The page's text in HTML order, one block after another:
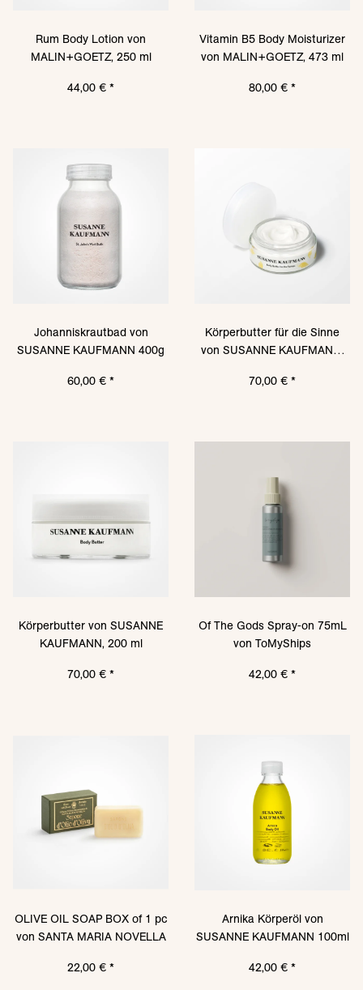
Rum Body Lotion von
MALIN+GOETZ, 250 ml
44,00 € *
Vitamin B5 Body Moisturizer
von MALIN+GOETZ, 473 ml
80,00 € *
Johanniskrautbad von
SUSANNE KAUFMANN 400g
60,00 € *
Körperbutter für die Sinne
von SUSANNE KAUFMANN,
70,00 € *
Körperbutter von SUSANNE
KAUFMANN, 200 ml
70,00 € *
Of The Gods Spray-on 75mL
von ToMyShips
42,00 € *
OLIVE OIL SOAP BOX of 1 pc
von SANTA MARIA NOVELLA
22,00 € *
Arnika Körperöl von
SUSANNE KAUFMANN 100ml
42,00 € *